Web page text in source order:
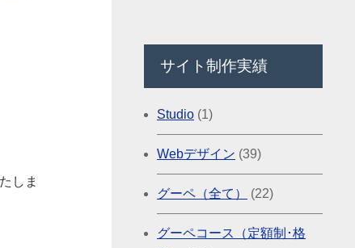
しま
サイト制作実績
Studio (1)
Webデザイン (39)
グーペ（全て） (22)
グーペコース（定額制･格